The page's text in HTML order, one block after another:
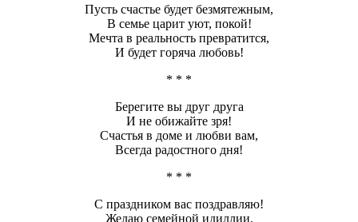
Пусть счастье будет безмятежным,
В семье царит уют, покой!
Мечта в реальность превратится,
И будет горяча любовь!
* * *
Берегите вы друг друга
И не обижайте зря!
Счастья в доме и любви вам,
Всегда радостного дня!
* * *
С праздником вас поздравляю!
Желаю семейной идиллии,